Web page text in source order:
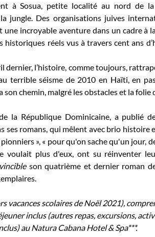
à Sosua, petite localité au nord de
jungle. Des organisations juives
incroyable aventure dans un cadre à
réels vus à travers cent ans
dernier, l’histoire, comme toujours,
terrible séisme de 2010 en Haïti, en
chemin, malgré les obstacles et la folie
la République Dominicaine, a publié
ses romans, qui mêlent avec brio histoire
», « pour qu'on sache qu'un jour,
voulait plus d'eux, ont su réinventer
son quatrième et dernier roman
vacances scolaires de Noël 2021),
inclus (autres repas, excursions,
au Natura Cabana Hotel & Spa***.